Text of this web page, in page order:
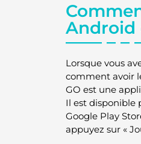
Android
Lorsque vous
comment avoir
GO est une
Il est disponible
Google Play
appuyez sur «